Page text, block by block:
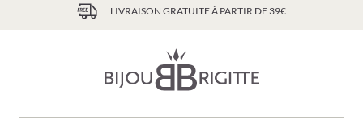
LIVRAISON GRATUITE À PARTIR DE 39€